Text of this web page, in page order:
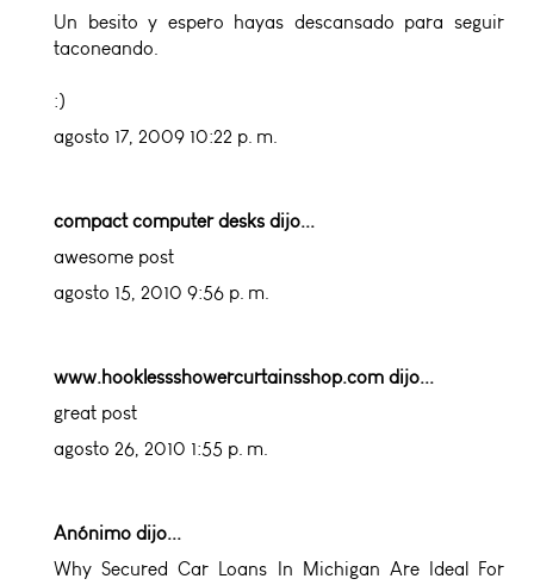
Un besito y espero hayas descansado para seguir
taconeando.
:)
agosto 17, 2009 10:22 p. m.
compact computer desks dijo...
awesome post
agosto 15, 2010 9:56 p. m.
www.hooklessshowercurtainsshop.com dijo...
great post
agosto 26, 2010 1:55 p. m.
Anónimo dijo...
Why Secured Car Loans In Michigan Are Ideal For